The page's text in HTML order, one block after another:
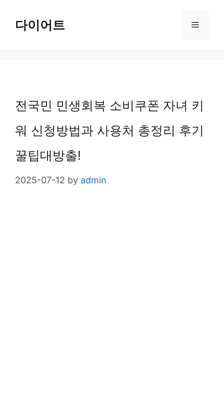
다이어트 Menu
전국민 민생회복 소비쿠폰 자녀 키
워 신청방법과 사용처 총정리 후기
꿀팁대방출!
2025-07-12 by admin